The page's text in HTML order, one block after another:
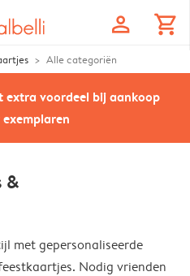
profile shopping_cart
Alle categoriën
extra voordeel bij aankoop
&
met gepersonaliseerde
Nodig vrienden